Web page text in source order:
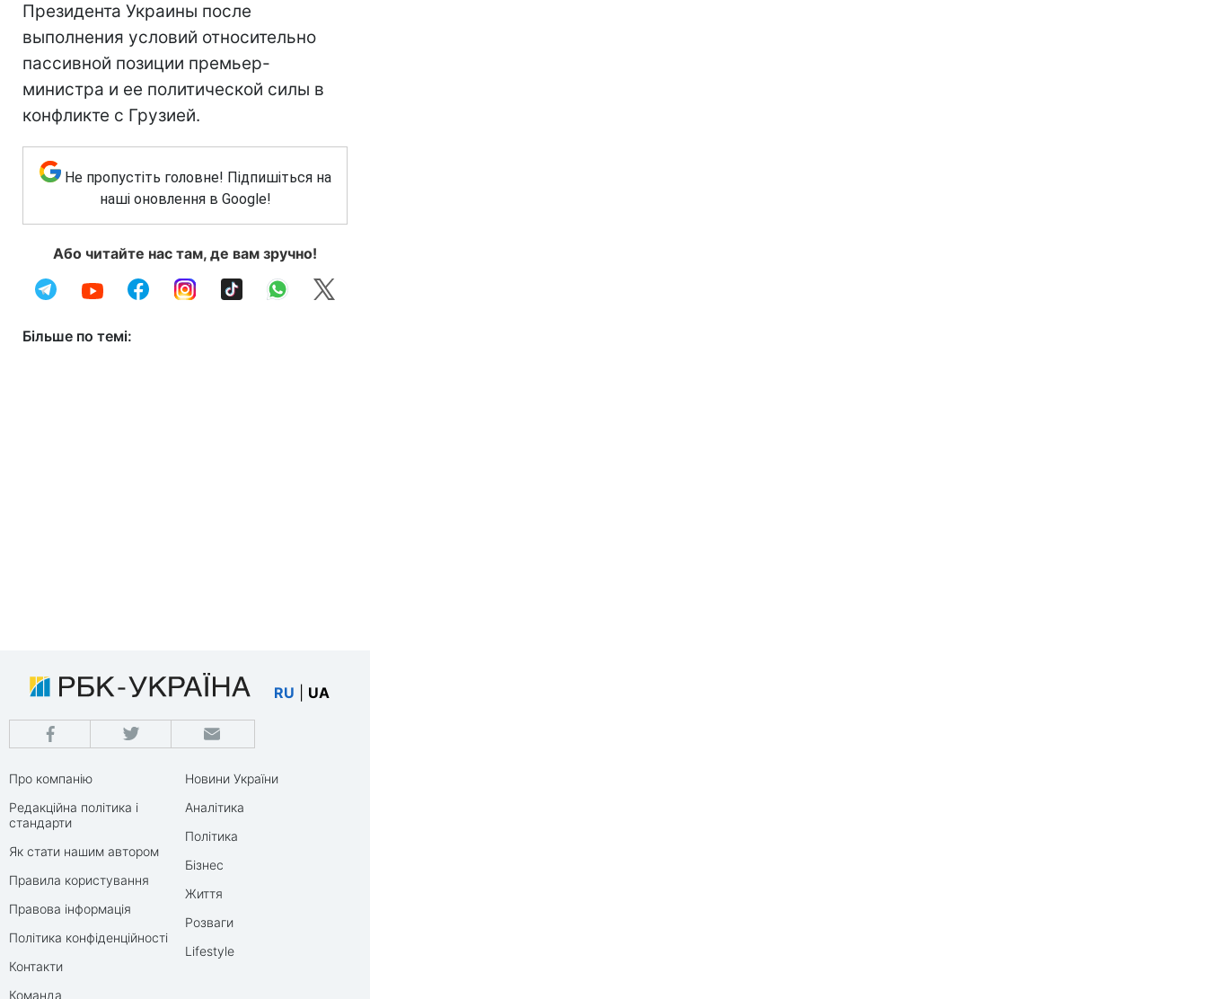
Президента Украины после
выполнения условий относительно
пассивной позиции премьер-
министра и ее политической силы в
конфликте с Грузией.
Не пропустіть головне! Підпишіться на
наші оновлення в Google!
Або читайте нас там, де вам зручно!
Більше по темі:
RU UA
Про компанію
Редакційна політика і
стандарти
Як стати нашим автором
Правила користування
Правова інформація
Політика конфіденційності
Контакти
Команда
Новини України
Аналітика
Політика
Бізнес
Життя
Розваги
Lifestyle